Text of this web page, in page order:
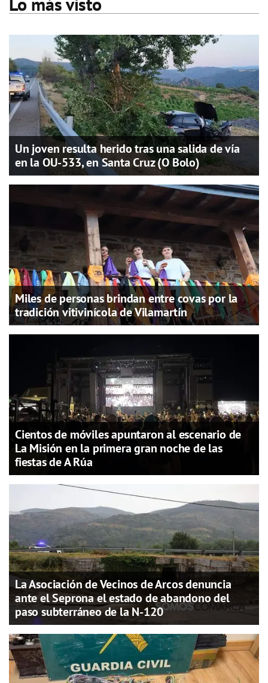
Un joven resulta herido tras una salida de vía
en la OU-533, en Santa Cruz (O Bolo)
Miles de personas brindan entre covas por la
tradición vitivinícola de Vilamartín
Cientos de móviles apuntaron al escenario de
La Misión en la primera gran noche de las
fiestas de A Rúa
La Asociación de Vecinos de Arcos denuncia
ante el Seprona el estado de abandono del
paso subterráneo de la N-120